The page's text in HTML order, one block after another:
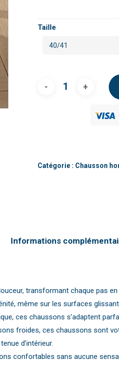
Taille
Catégorie : Chausson
Informations
transformant chaque pas
même sur les surfaces
ces chaussons s’adaptent
froides, ces chaussons sont
d’intérieur.
confortables sans aucune